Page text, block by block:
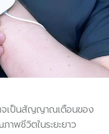
จเป็นสัญญาณเตือนของ
พชีวิตในระยะยาว